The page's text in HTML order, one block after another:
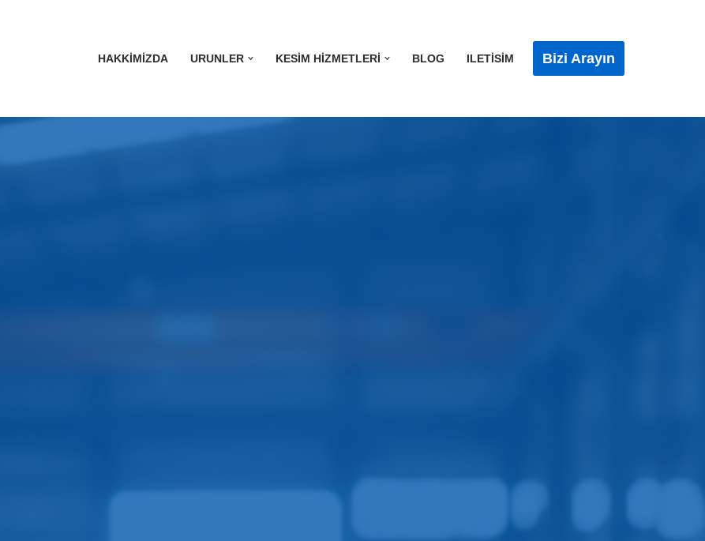
HAKKIMIZDA URUNLER KESIM HIZMETLERI BLOG ILETISIM Bizi Arayın